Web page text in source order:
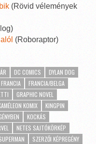
(Rövid vélemények
(Roboraptor)
DC COMICS
DYLAN DOG
FRANCIA
FRANCIA/BELGA
GRAPHIC NOVEL
KOMIX
KINGPIN
KOCKÁS
NETES SAJTÓKÖRKÉP
SZERZŐI KÉPREGÉNY